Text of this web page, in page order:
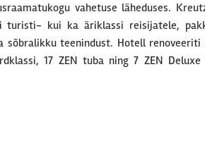
vahetuse läheduses.
turisti- kui ka äriklassi reisijatele,
teenindust. Hotell renoveeriti
konverentsikeskus ja